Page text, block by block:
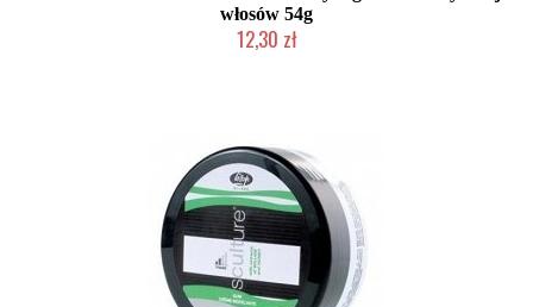
włosów 54g
12,30 zł